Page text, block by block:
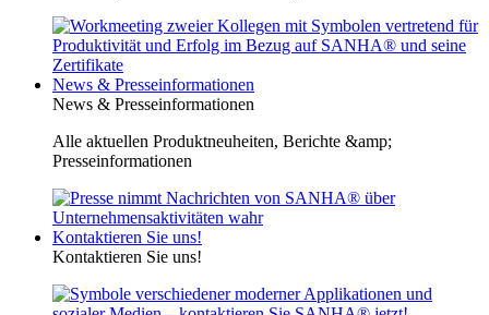
News & Presseinformationen
News & Presseinformationen
Alle aktuellen Produktneuheiten, Berichte &amp;
Presseinformationen
Kontaktieren Sie uns!
Kontaktieren Sie uns!